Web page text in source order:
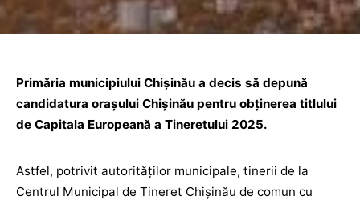
Primăria municipiului Chișinău a decis să depună
candidatura orașului Chișinău pentru obținerea titlului
de Capitala Europeană a Tineretului 2025.
Astfel, potrivit autorităților municipale, tinerii de la
Centrul Municipal de Tineret Chișinău de comun cu